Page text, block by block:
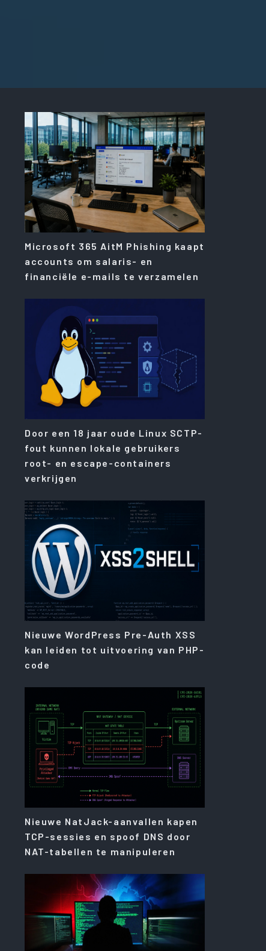
Microsoft 365 AitM Phishing kaapt
accounts om salaris- en
financiële e-mails te verzamelen
Door een 18 jaar oude Linux SCTP-
fout kunnen lokale gebruikers
root- en escape-containers
verkrijgen
Nieuwe WordPress Pre-Auth XSS
kan leiden tot uitvoering van PHP-
code
Nieuwe NatJack-aanvallen kapen
TCP-sessies en spoof DNS door
NAT-tabellen te manipuleren